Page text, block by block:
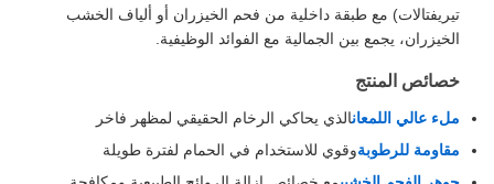
تيريفتالات) مع طبقة داخلية من فحم الخيزران أو ألياف الخشب
الخيزران، يجمع بين الجمالية مع الفوائد الوظيفية.
خصائص المنتج
ملء عالي اللمعان الذي يحاكي الرخام الحقيقي لمظهر فاخر
مقاومة للرطوبة وقوي للاستخدام في الحمام لفترة طويلة